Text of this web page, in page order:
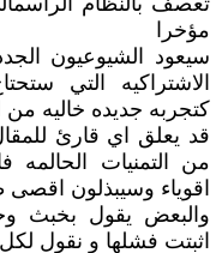
مؤخرا
سيعود الشيوعيون
الاشتراكيه التي
كتجربه جديده خاليه من
قد يعلق اي قارئ
من التمنيات الحالمه
اقوياء وسيبذلون اقصى
والبعض يقول بخبث
اثبتت فشلها و نقول